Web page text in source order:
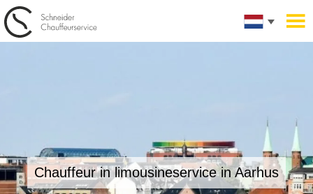
Chauffeur in limousineservicein Aarhus